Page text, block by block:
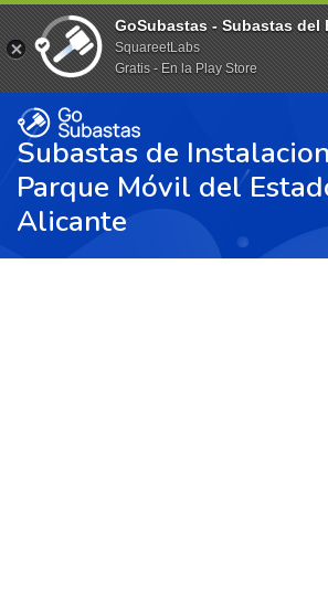
Subastas de
Parque Móvil del
Alicante
GoSubastas - Subastas del
SquareetLabs
Gratis - En la Play Store